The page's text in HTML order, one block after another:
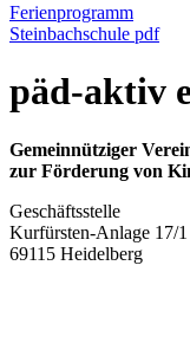
Ferienprogramm
Steinbachschule pdf
päd-aktiv
Gemeinnütziger
zur Förderung von
Geschäftsstelle
Kurfürsten-Anlage 17/1
69115 Heidelberg